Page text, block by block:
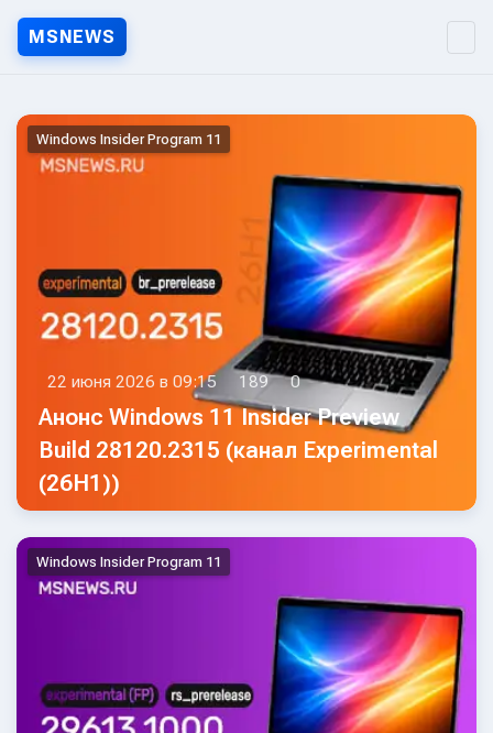
MSNEWS.RU — Новости
MSNEWS
Windows Insider Program 11
22 июня 2026 в 09:15 189 0
Анонс Windows 11 Insider Preview
Build 28120.2315 (канал Experimental
(26H1))
Windows Insider Program 11